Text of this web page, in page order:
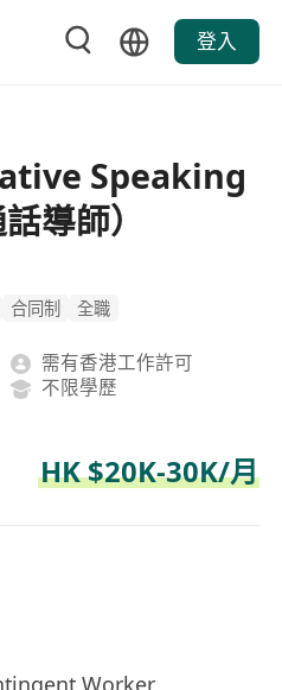
登入
Speaking
導師）
合同制 全職
需有香港工作許可
不限學歷
HK $20K-30K/月
Worker